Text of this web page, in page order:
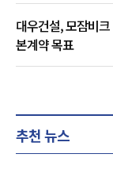
대우건설, 모잠비
본계약 목표
추천 뉴스